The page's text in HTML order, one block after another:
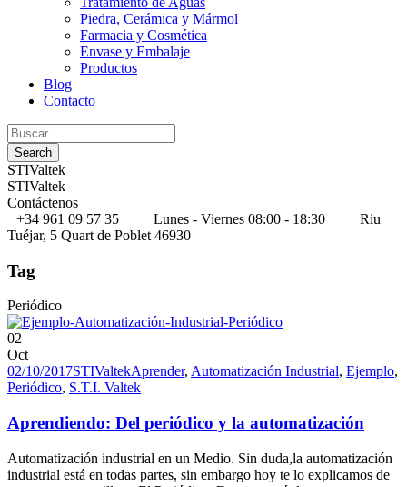
Piedra, Cerámica y Mármol
Farmacia y Cosmética
Envase y Embalaje
Productos
Blog
Contacto
STIValtek
STIValtek
Contáctenos
+34 961 09 57 35
Lunes - Viernes 08:00 - 18:30
Riu
Tuéjar, 5 Quart de Poblet 46930
Tag
Periódico
02
Oct
02/10/2017STIValtekAprender, Automatización Industrial, Ejemplo,
Periódico, S.T.I. Valtek
Aprendiendo: Del periódico y la automatización
Automatización industrial en un Medio. Sin duda,la automatización
industrial está en todas partes, sin embargo hoy te lo explicamos de